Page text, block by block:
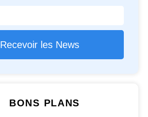
Recevoir les News
BONS PLANS